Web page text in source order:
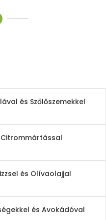
és Szőlőszemekkel
és Olívaolajjal
és Avokádóval